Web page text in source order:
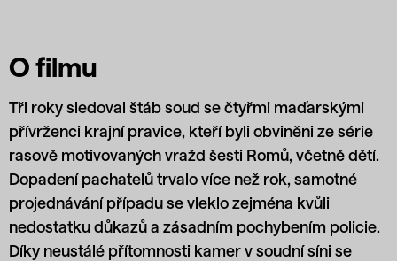
O filmu
Tři roky sledoval štáb soud se čtyřmi maďarskými
přívrženci krajní pravice, kteří byli obviněni ze série
rasově motivovaných vražd šesti Romů, včetně dětí.
Dopadení pachatelů trvalo více než rok, samotné
projednávání případu se vleklo zejména kvůli
nedostatku důkazů a zásadním pochybením policie.
Díky neustálé přítomnosti kamer v soudní síni se